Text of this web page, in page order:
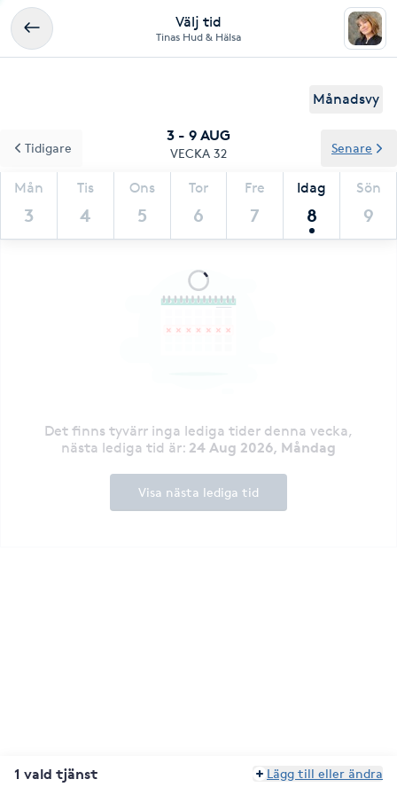
Välj tid
Tinas Hud & Hälsa
Månadsvy
3 - 9 AUG
VECKA 32
Mån
3
Tis
4
Ons
5
Tor
6
Fre
7
Idag
8
Sön
9
Tidigare Senare
Det finns tyvärr inga lediga tider denna vecka,
nästa lediga tid är: 24 Aug 2026, Måndag
Visa nästa lediga tid
1 vald tjänst Lägg till eller ändra